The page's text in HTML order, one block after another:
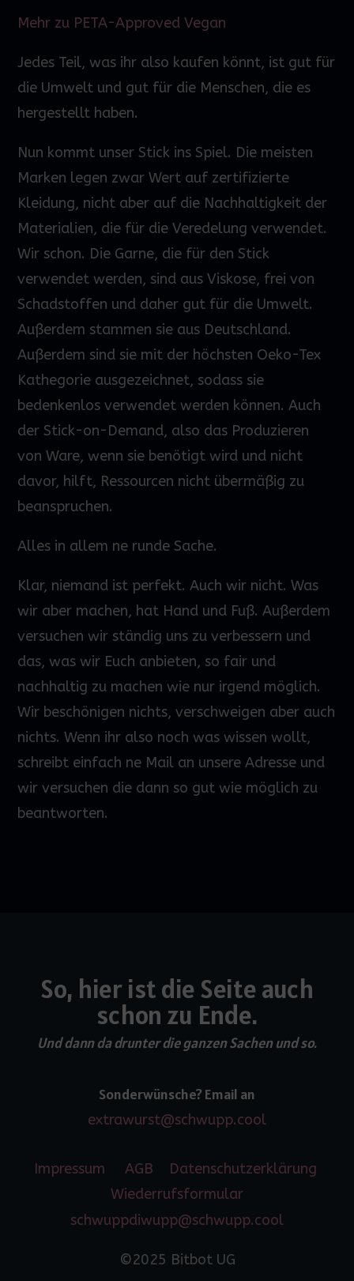
Mehr zu PETA-Approved Vegan
Jedes Teil, was ihr also kaufen könnt, ist gut für
die Umwelt und gut für die Menschen, die es
hergestellt haben.
Nun kommt unser Stick ins Spiel. Die meisten
Marken legen zwarWert auf zertifizierte
Kleidung, nicht aber auf die Nachhaltigkeit der
Materialien, die für die Veredelung verwendet.
Wir schon. Die Garne, die für den Stick
verwendet werden, sind aus Viskose, frei von
Schadstoffen und daher gut für die Umwelt.
Außerdem stammen sie aus Deutschland.
Außerdem sind sie mit der höchsten Oeko-Tex
Kathegorie ausgezeichnet, sodass sie
bedenkenlos verwendet werden können. Auch
der Stick-on-Demand, also das Produzieren
von Ware, wenn sie benötigt wird und nicht
davor, hilft, Ressourcen nicht übermäßig zu
beanspruchen.
Alles in allem ne runde Sache.
Klar, niemand ist perfekt. Auch wir nicht. Was
wir aber machen, hat Hand und Fuß. Außerdem
versuchen wir ständig uns zu verbessern und
das, was wir Euch anbieten, so fair und
nachhaltig zu machen wie nur irgend möglich.
Wir beschönigen nichts, verschweigen aber auch
nichts. Wenn ihr also noch was wissen wollt,
schreibt einfach ne Mail an unsere Adresse und
wir versuchen die dann so gut wie möglich zu
beantworten.
So, hier ist die Seite auch
schon zu Ende.
Und dann da drunter die ganzen Sachen und so.
Sonderwünsche? Email an
extrawurst@schwupp.cool
Impressum AGB
Datenschutzerklärung
Wiederrufsformular
schwuppdiwupp@schwupp.cool
©2025 Bitbot UG